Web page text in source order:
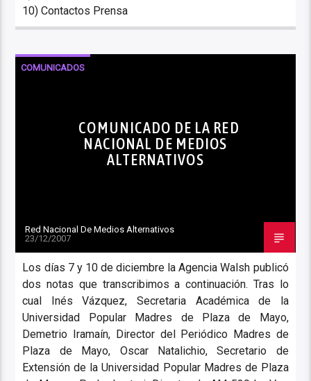
10) Contactos Prensa
COMUNICADOS
COMUNICADO DE LA RED
NACIONAL DE MEDIOS
ALTERNATIVOS
Red Nacional De Medios Alternativos
23/12/2007
Los días 7 y 10 de diciembre la Agencia Walsh publicó
dos notas que transcribimos a continuación. Tras lo
cual Inés Vázquez, Secretaria Académica de la
Universidad Popular Madres de Plaza de Mayo,
Demetrio Iramaín, Director del Periódico Madres de
Plaza de Mayo, Oscar Natalichio, Secretario de
Extensión de la Universidad Popular Madres de Plaza